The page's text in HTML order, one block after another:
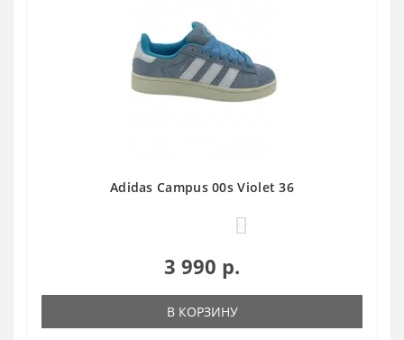
Adidas Campus 00s Violet 36
3 990 р.
В КОРЗИНУ